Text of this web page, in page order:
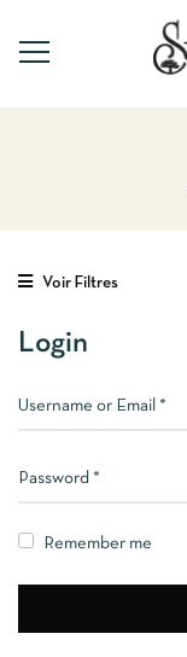
Voir Filtres
Login
Remember me